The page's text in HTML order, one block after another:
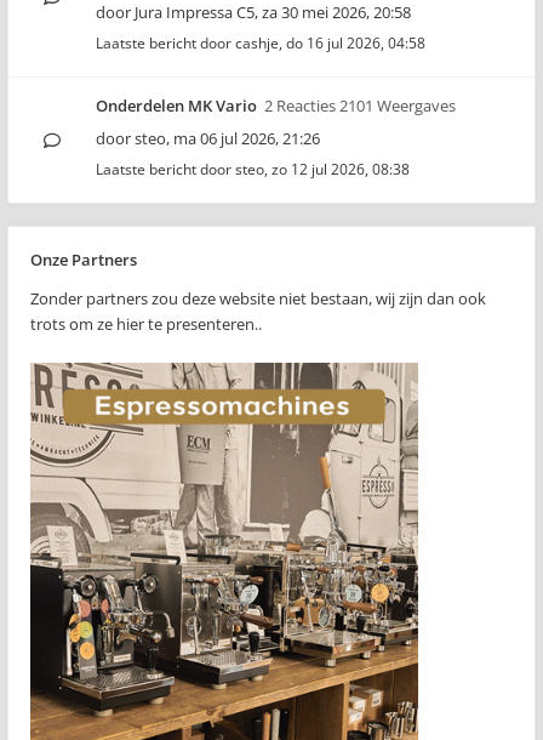
door Jura Impressa C5,za 30 mei 2026, 20:58
Laatste bericht doorcashje, do 16 jul 2026, 04:58
Onderdelen MK Vario 2 Reacties 2101 Weergaves
doorsteo, ma 06 jul 2026, 21:26
Laatste bericht doorsteo, zo 12 jul 2026, 08:38
Onze Partners
Zonder partners zou deze website niet bestaan, wij zijn dan ook
trots om ze hier te presenteren..